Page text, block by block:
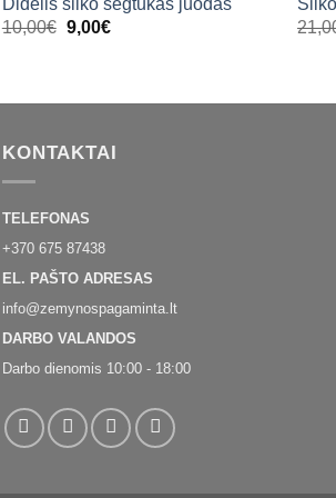
10,00€ Original
9,00€Current
KONTAKTAI
TELEFONAS
+370 675 87438
EL. PAŠTO ADRESAS
info@zemynospagaminta.lt
DARBO VALANDOS
Darbo dienomis 10:00 - 18:00